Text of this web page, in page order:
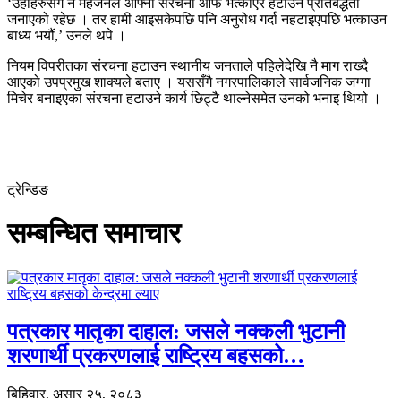
‘उहाँहरुसँग नै महर्जनले आफ्नो संरचना आफैँ भत्काएर हटाउने प्रतिबद्धता
जनाएको रहेछ । तर हामी आइसकेपछि पनि अनुरोध गर्दा नहटाइएपछि भत्काउन
बाध्य भयौं,’ उनले थपे ।
नियम विपरीतका संरचना हटाउन स्थानीय जनताले पहिलेदेखि नै माग राख्दै
आएको उपप्रमुख शाक्यले बताए । यससँगै नगरपालिकाले सार्वजनिक जग्गा
मिचेर बनाइएका संरचना हटाउने कार्य छिट्टै थाल्नेसमेत उनको भनाइ थियो ।
ट्रेन्डिङ
सम्बन्धित समाचार
पत्रकार मातृका दाहाल: जसले नक्कली भुटानी
शरणार्थी प्रकरणलाई राष्ट्रिय बहसको…
बिहिवार, असार २५, २०८३